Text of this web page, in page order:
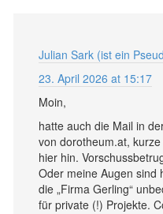
Julian Sark (ist ein
23. April 2026 at 15:17
Moin,
hatte auch die Mail in
von dorotheum.at,
hier hin.
Oder meine Augen sind
die „Firma Gerling“
für private (!) Projekte.